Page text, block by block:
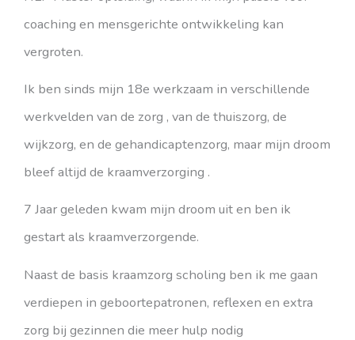
coaching en mensgerichte ontwikkeling kan
vergroten.
Ik ben sinds mijn 18e werkzaam in verschillende
werkvelden van de zorg , van de thuiszorg, de
wijkzorg, en de gehandicaptenzorg, maar mijn droom
bleef altijd de kraamverzorging .
7 Jaar geleden kwam mijn droom uit en ben ik
gestart als kraamverzorgende.
Naast de basis kraamzorg scholing ben ik me gaan
verdiepen in geboortepatronen, reflexen en extra
zorg bij gezinnen die meer hulp nodig